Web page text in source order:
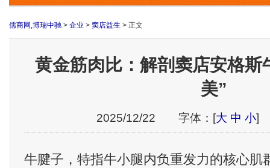
儒商网,博瑞中驰 > 企业 > 窦店益生 > 正文
黄金筋肉比：解剖窦店安格斯
美”
2025/12/22 字体：[大 中 小]
牛腱子，特指牛小腿内负重发力的核心肌